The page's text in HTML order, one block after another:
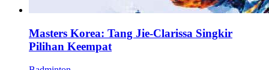
Masters Korea: Tang Jie-Clarissa Singkir
Pilihan Keempat